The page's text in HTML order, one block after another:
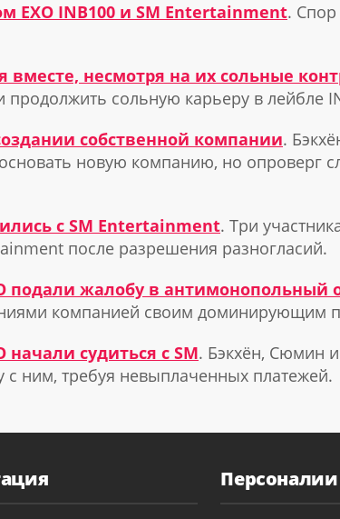
EXO INB100 и SM Entertainment. Спор
вместе, несмотря на их сольные
сольную карьеру в лейбле
собственной компании.
новую компанию, но опроверг
с SM Entertainment. Три
после разрешения разногласий.
подали жалобу в антимонопольный
компанией своим доминирующим
судиться с SM. Бэкхён, Сюмин и
ним, требуя невыплаченных платежей.
Персоналии